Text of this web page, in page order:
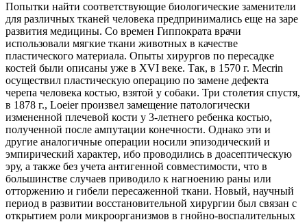
Попытки найти соответствующие биологические заменители
для различных тканей человека предпринимались еще на заре
развития медицины. Со времен Гиппократа врачи
использовали мягкие ткани животных в качестве
пластического материала. Опыты хирургов по пересадке
костей были описаны уже в XVI веке. Так, в 1570 г. Mecrin
осуществил пластическую операцию по замене дефекта
черепа человека костью, взятой у собаки. Три столетия спустя,
в 1878 г., Loeier произвел замещение патологически
измененной плечевой кости у 3-летнего ребенка костью,
полученной после ампутации конечности. Однако эти и
другие аналогичные операции носили эпизодический и
эмпирический характер, ибо проводились в доасептическую
эру, а также без учета антигенной совместимости, что в
большинстве случаев приводило к нагноению раны или
отторжению и гибели пересаженной ткани. Новый, научный
период в развитии восстановительной хирургии был связан с
открытием роли микроорганизмов в гнойно-воспалительных